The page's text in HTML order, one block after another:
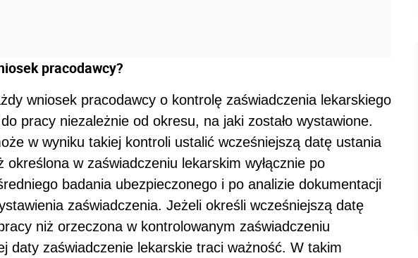
pracodawcy?
wniosek pracodawcy o kontrolę zaświadczenia lekarskiego
pracy niezależnie od okresu, na jaki zostało wystawione.
w wyniku takiej kontroli ustalić wcześniejszą datę ustania
określona w zaświadczeniu lekarskim wyłącznie po
badania ubezpieczonego i po analizie dokumentacji
zaświadczenia. Jeżeli określi wcześniejszą datę
niż orzeczona w kontrolowanym zaświadczeniu
daty zaświadczenie lekarskie traci ważność. W takim